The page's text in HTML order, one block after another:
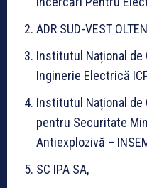
ADR SUD-VEST
Institutul Național
Inginerie Electrică
Institutul Național de
pentru Securitate
Antiexplozivă –
SC IPA SA,